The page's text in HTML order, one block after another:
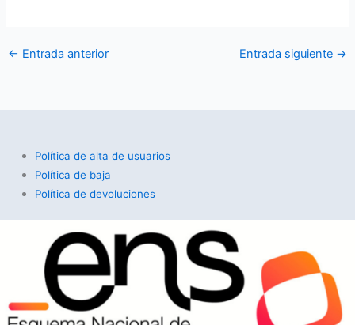
← Entrada anterior Entrada siguiente →
Política de alta de usuarios
Política de baja
Política de devoluciones